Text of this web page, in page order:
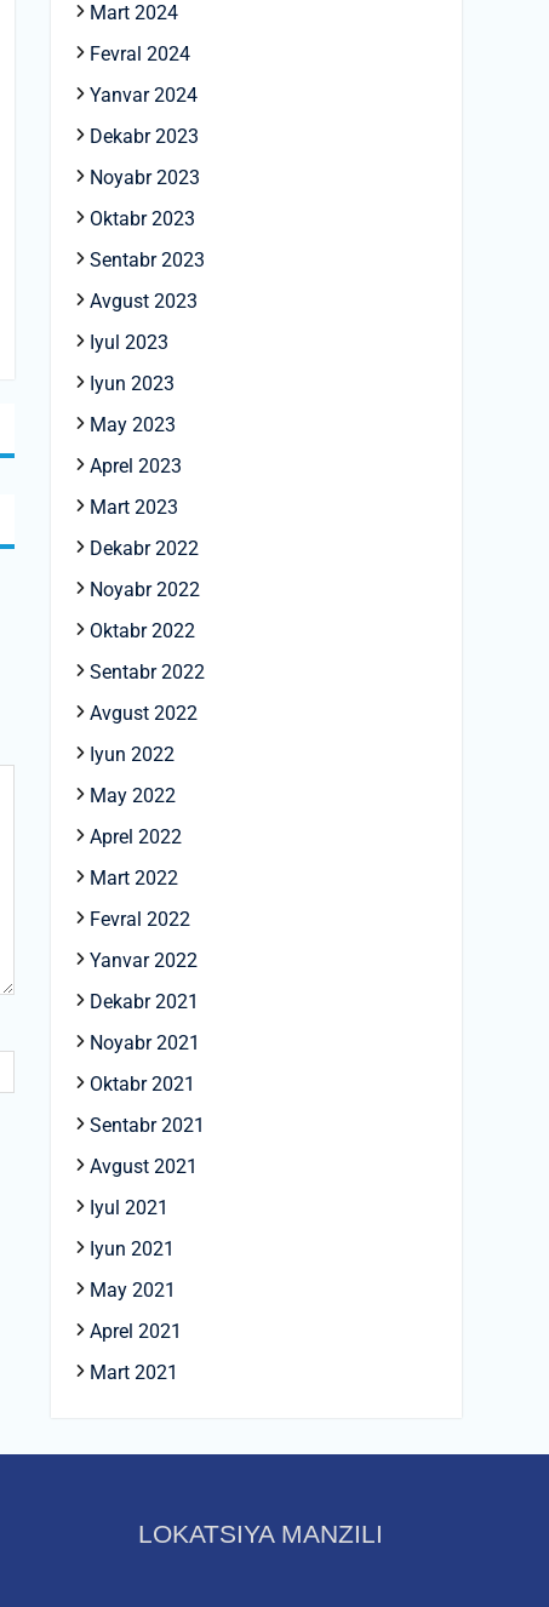
Mart 2024
Fevral 2024
Yanvar 2024
Dekabr 2023
Noyabr 2023
Oktabr 2023
Sentabr 2023
Avgust 2023
Iyul 2023
Iyun 2023
May 2023
Aprel 2023
Mart 2023
Dekabr 2022
Noyabr 2022
Oktabr 2022
Sentabr 2022
Avgust 2022
Iyun 2022
May 2022
Aprel 2022
Mart 2022
Fevral 2022
Yanvar 2022
Dekabr 2021
Noyabr 2021
Oktabr 2021
Sentabr 2021
Avgust 2021
Iyul 2021
Iyun 2021
May 2021
Aprel 2021
Mart 2021
LOKATSIYA MANZILI